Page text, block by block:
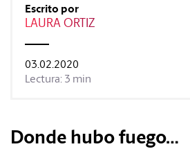
Escrito por
LAURA ORTIZ
03.02.2020
Lectura: 3 min
Donde hubo fuego…